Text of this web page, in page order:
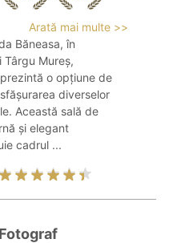
Arată mai multe >>
Băneasa, în
Târgu Mureș,
o opțiune de
diverselor
Această sală de
și elegant
cadrul ...